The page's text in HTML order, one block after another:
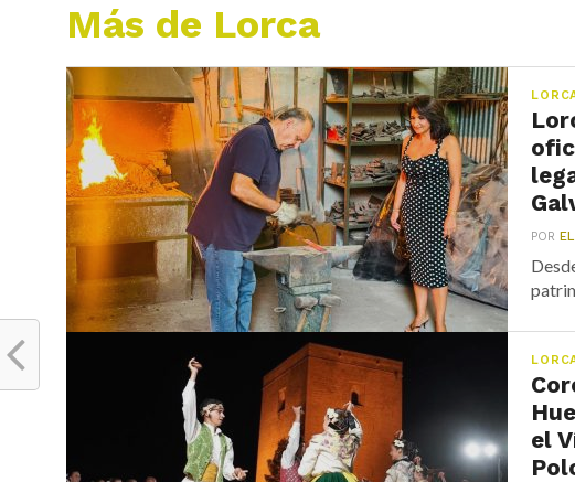
Más de Lorca
POR
el